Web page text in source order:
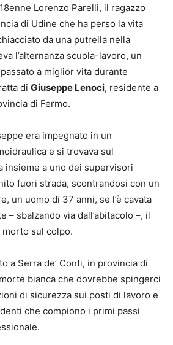
Lorenzo Parelli, il ragazzo
di Udine che ha perso la vita
da una putrella nella
l’alternanza scuola-lavoro, un
a miglior vita durante
di Giuseppe Lenoci, residente a
di Fermo.
era impegnato in un
e si trovava sul
insieme a uno dei supervisori
fuori strada, scontrandosi con un
un uomo di 37 anni, se l’è cavata
– sbalzando via dall’abitacolo –, il
sul colpo.
a Serra de’ Conti, in provincia di
bianca che dovrebbe spingerci
di sicurezza sui posti di lavoro e
che compiono i primi passi